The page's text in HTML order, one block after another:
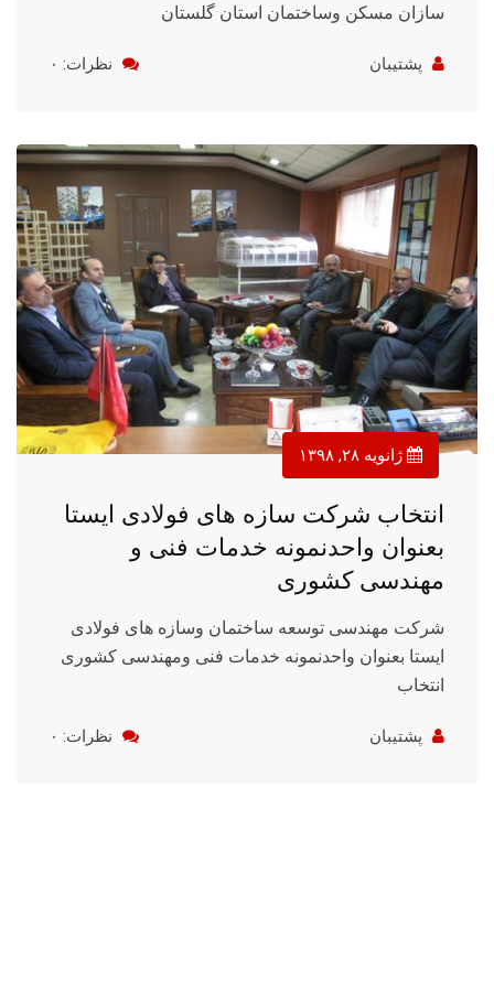
سازان مسکن وساختمان استان گلستان
پشتیبان نظرات: ۰
ژانویه ۲۸, ۱۳۹۸
انتخاب شرکت سازه های فولادی ایستا
بعنوان واحدنمونه خدمات فنی و
مهندسی کشوری
شرکت مهندسی توسعه ساختمان وسازه های فولادی
ایستا بعنوان واحدنمونه خدمات فنی ومهندسی کشوری
انتخاب
پشتیبان نظرات: ۰